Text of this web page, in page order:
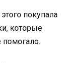
покупала
которые